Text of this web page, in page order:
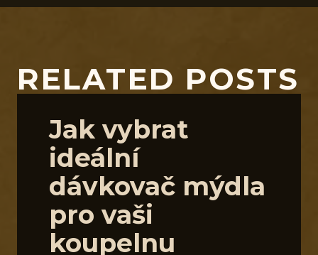
RELATED POSTS
Jak vybrat
ideální
dávkovač mýdla
pro vaši
koupelnu